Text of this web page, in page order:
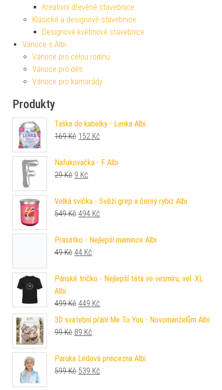
Kreativní dřevěné stavebnice
Klasické a designové stavebnice
Designové květinové stavebnice
Vánoce s Albi
Vánoce pro celou rodinu
Vánoce pro děti
Vánoce pro kamarády
Produkty
Taška do kabelky - Lenka Albi
169Kč Původní cena byla: 169 Kč.
152 Kč
Nafukovačka - F Albi
29Kč Původní cena byla: 29 Kč.
9 Kč
Velká svíčka - Svěží grep a černý rybíz Albi
549Kč Původní cena byla: 549 Kč.
494 Kč
Prasátko - Nejlepší mamince Albi
49Kč Původní cena byla: 49 Kč.
44 Kč
Pánské tričko - Nejlepší táta ve vesmíru, vel. XL
Albi
499Kč Původní cena byla: 499 Kč.
449 Kč
3D svatební přání Me To You - Novomanželům Albi
99Kč Původní cena byla: 99 Kč.
89 Kč
Paruka Ledová princezna Albi
599Kč Původní cena byla: 599 Kč.
539 Kč